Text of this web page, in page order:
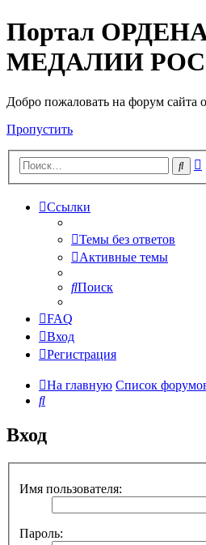
Портал
МЕДАЛИИ
Добро пожаловать на форум сайта
Пропустить
Поиск
Ссылки
Темы без ответов
Активные темы
Поиск
FAQ
Вход
Регистрация
На главную Список
Поиск
Вход
Имя пользователя:
Пароль: